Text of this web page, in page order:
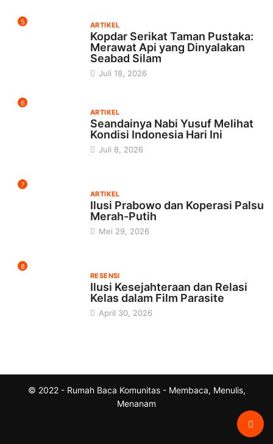
5 ARTIKEL
Kopdar Serikat Taman Pustaka:
Merawat Api yang Dinyalakan
Seabad Silam
Juli 18, 2026
6
ARTIKEL
Seandainya Nabi Yusuf Melihat
Kondisi Indonesia Hari Ini
Juli 8, 2026
7
ARTIKEL
Ilusi Prabowo dan Koperasi Palsu
Merah-Putih
Mei 29, 2026
8
RESENSI
Ilusi Kesejahteraan dan Relasi
Kelas dalam Film Parasite
April 30, 2026
© 2022 - Rumah Baca Komunitas - Membaca, Menulis,
Menanam